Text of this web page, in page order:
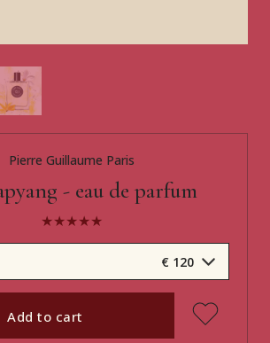
Pierre Guillaume Paris
- eau de parfum
€ 120
Add to cart